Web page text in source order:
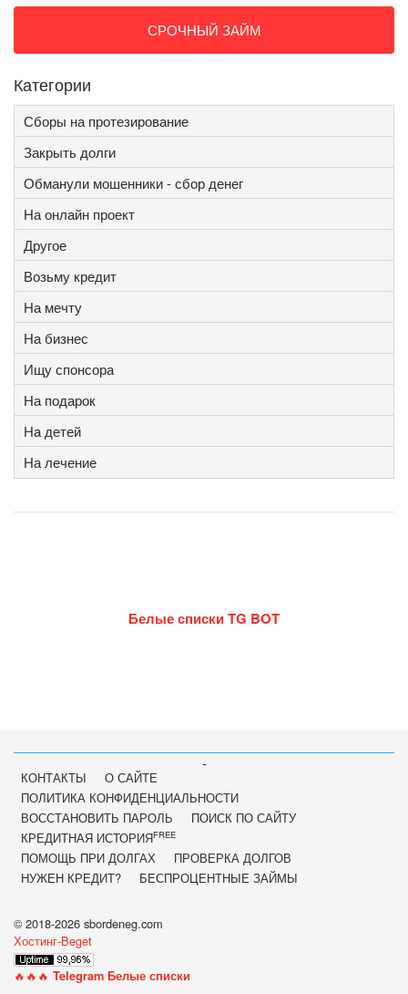
СРОЧНЫЙ ЗАЙМ
Категории
Сборы на протезирование
Закрыть долги
Обманули мошенники - сбор денег
На онлайн проект
Другое
Возьму кредит
На мечту
На бизнес
Ищу спонсора
На подарок
На детей
На лечение
Белые списки TG BOT
-
КОНТАКТЫ
О САЙТЕ
ПОЛИТИКА КОНФИДЕНЦИАЛЬНОСТИ
ВОССТАНОВИТЬ ПАРОЛЬ
ПОИСК ПО САЙТУ
КРЕДИТНАЯ ИСТОРИЯFREE
ПОМОЩЬ ПРИ ДОЛГАХ
ПРОВЕРКА ДОЛГОВ
НУЖЕН КРЕДИТ?
БЕСПРОЦЕНТНЫЕ ЗАЙМЫ
© 2018-2026 sbordeneg.com
Хостинг-Beget
🔥🔥🔥 Telegram Белые списки